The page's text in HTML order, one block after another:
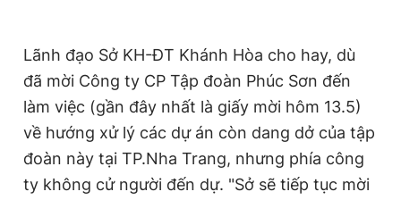
Lãnh đạo Sở KH-ĐT Khánh Hòa cho hay, dù
đã mời Công ty CP Tập đoàn Phúc Sơn đến
làm việc (gần đây nhất là giấy mời hôm 13.5)
về hướng xử lý các dự án còn dang dở của tập
đoàn này tại TP.Nha Trang, nhưng phía công
ty không cử người đến dự. "Sở sẽ tiếp tục mời